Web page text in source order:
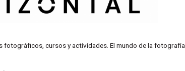
fotográficos, cursos y actividades. El mundo de la fotografía